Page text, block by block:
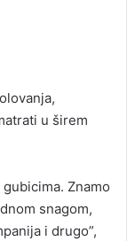
u širem
Znamo
snagom,
i drugo”,